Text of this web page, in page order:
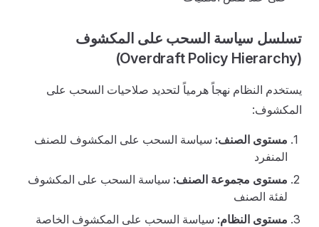
تسلسل سياسة السحب على المكشوف
(Overdraft Policy Hierarchy)
يستخدم النظام نهجاً هرمياً لتحديد صلاحيات السحب على
المكشوف:
مستوى الصنف: سياسة السحب على المكشوف للصنف
المنفرد
مستوى مجموعة الصنف: سياسة السحب على المكشوف
لفئة الصنف
مستوى النظام: سياسة السحب على المكشوف الخاصة